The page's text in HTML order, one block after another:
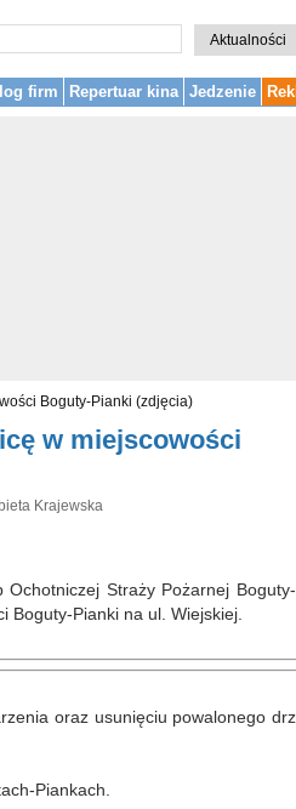
firm Repertuar kina Jedzenie
Boguty-Pianki (zdjęcia)
w miejscowości
Krajewska
Straży Pożarnej
Boguty-Pianki na ul. Wiejskiej.
oraz usunięciu powalonego
Piankach.